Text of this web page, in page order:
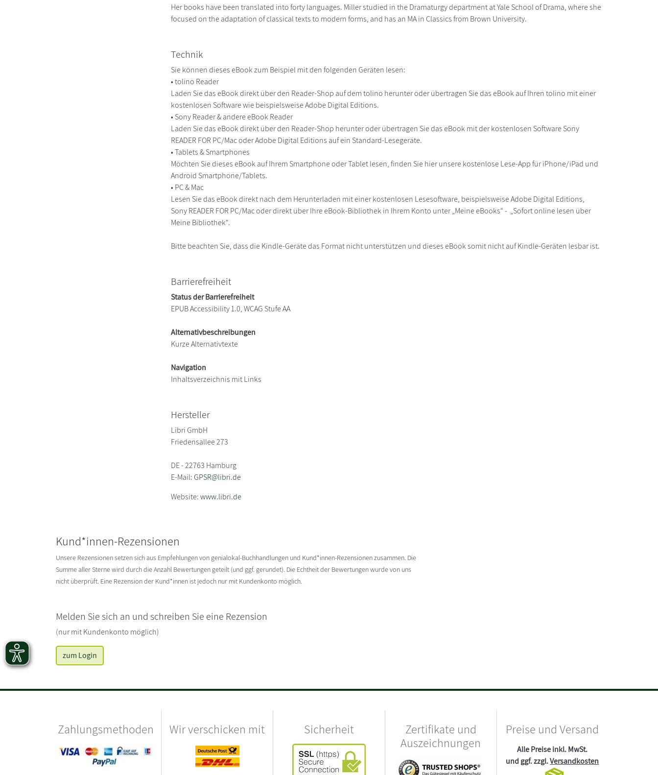
Her books have been translated into forty languages. Miller studied in the Dramaturgy department at Yale School of Drama, where she
focused on the adaptation of classical texts to modern forms, and has an MA in Classics from Brown University.
Technik
Sie können dieses eBook zum Beispiel mit den folgenden Geräten lesen:
• tolino Reader
Laden Sie das eBook direkt über den Reader-Shop auf dem tolino herunter oder übertragen Sie das eBook auf Ihren tolino mit einer
kostenlosen Software wie beispielsweise Adobe Digital Editions.
• Sony Reader & andere eBook Reader
Laden Sie das eBook direkt über den Reader-Shop herunter oder übertragen Sie das eBook mit der kostenlosen Software Sony
READER FOR PC/Mac oder Adobe Digital Editions auf ein Standard-Lesegeräte.
• Tablets & Smartphones
Möchten Sie dieses eBook auf Ihrem Smartphone oder Tablet lesen, finden Sie hier unsere kostenlose Lese-App für iPhone/iPad und
Android Smartphone/Tablets.
• PC & Mac
Lesen Sie das eBook direkt nach dem Herunterladen mit einer kostenlosen Lesesoftware, beispielsweise Adobe Digital Editions,
Sony READER FOR PC/Mac oder direkt über Ihre eBook-Bibliothek in Ihrem Konto unter „Meine eBooks“ - „Sofort online lesen über
Meine Bibliothek“.
Bitte beachten Sie, dass die Kindle-Geräte das Format nicht unterstützen und dieses eBook somit nicht auf Kindle-Geräten lesbar ist.
Barrierefreiheit
Status der Barrierefreiheit
EPUB Accessibility 1.0, WCAG Stufe AA
Alternativbeschreibungen
Kurze Alternativtexte
Navigation
Inhaltsverzeichnis mit Links
Hersteller
Libri GmbH
Friedensallee 273
DE - 22763 Hamburg
E-Mail:GPSR@libri.de
Website:www.libri.de
Kund*innen-Rezensionen
Unsere Rezensionen setzen sich aus Empfehlungen von genialokal-Buchhandlungen und Kund*innen-Rezensionen zusammen. Die
Summe aller Sterne wird durch die Anzahl Bewertungen geteilt (und ggf. gerundet). Die Echtheit der Bewertungen wurde von uns
nicht überprüft. Eine Rezension der Kund*innen ist jedoch nur mit Kundenkonto möglich.
Melden Sie sich an und schreiben Sie eine Rezension
(nur mit Kundenkonto möglich)
zum Login
Zahlungsmethoden Wir verschicken mit Sicherheit
Zertifikate und
Auszeichnungen
Preise und Versand
Alle Preise inkl. MwSt.
und ggf. zzgl.Versandkosten